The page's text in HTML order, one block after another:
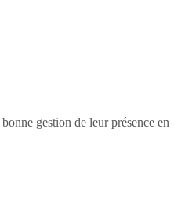
gestion de leur présence en